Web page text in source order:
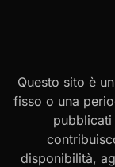
Questo sito è
fisso o una
disponibilità,